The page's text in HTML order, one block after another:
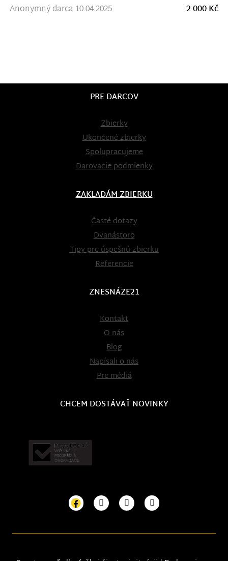
Anonymný darca 10.04.2025 2 000 Kč
PRE DARCOV
Zbierky
Ukončené zbierky
Spolupracujeme
Darovacie podmienky
ZAKLADÁM ZBIERKU
Časté dotazy
Dvanástoro
Tipy pre úspešnú zbierku
Referencie
ZNESNÁZE21
Kontakt
O nás
Blog
Napísali o nás
Pre médiá
CHCEM DOSTÁVAŤ NOVINKY